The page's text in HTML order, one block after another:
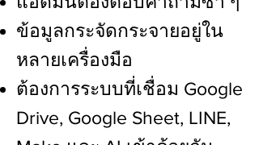
ข้อมูลกระจัดกระจายอยู่ใน
หลายเครื่องมือ
ต้องการระบบที่เชื่อม Google
Drive, Google Sheet, LINE,